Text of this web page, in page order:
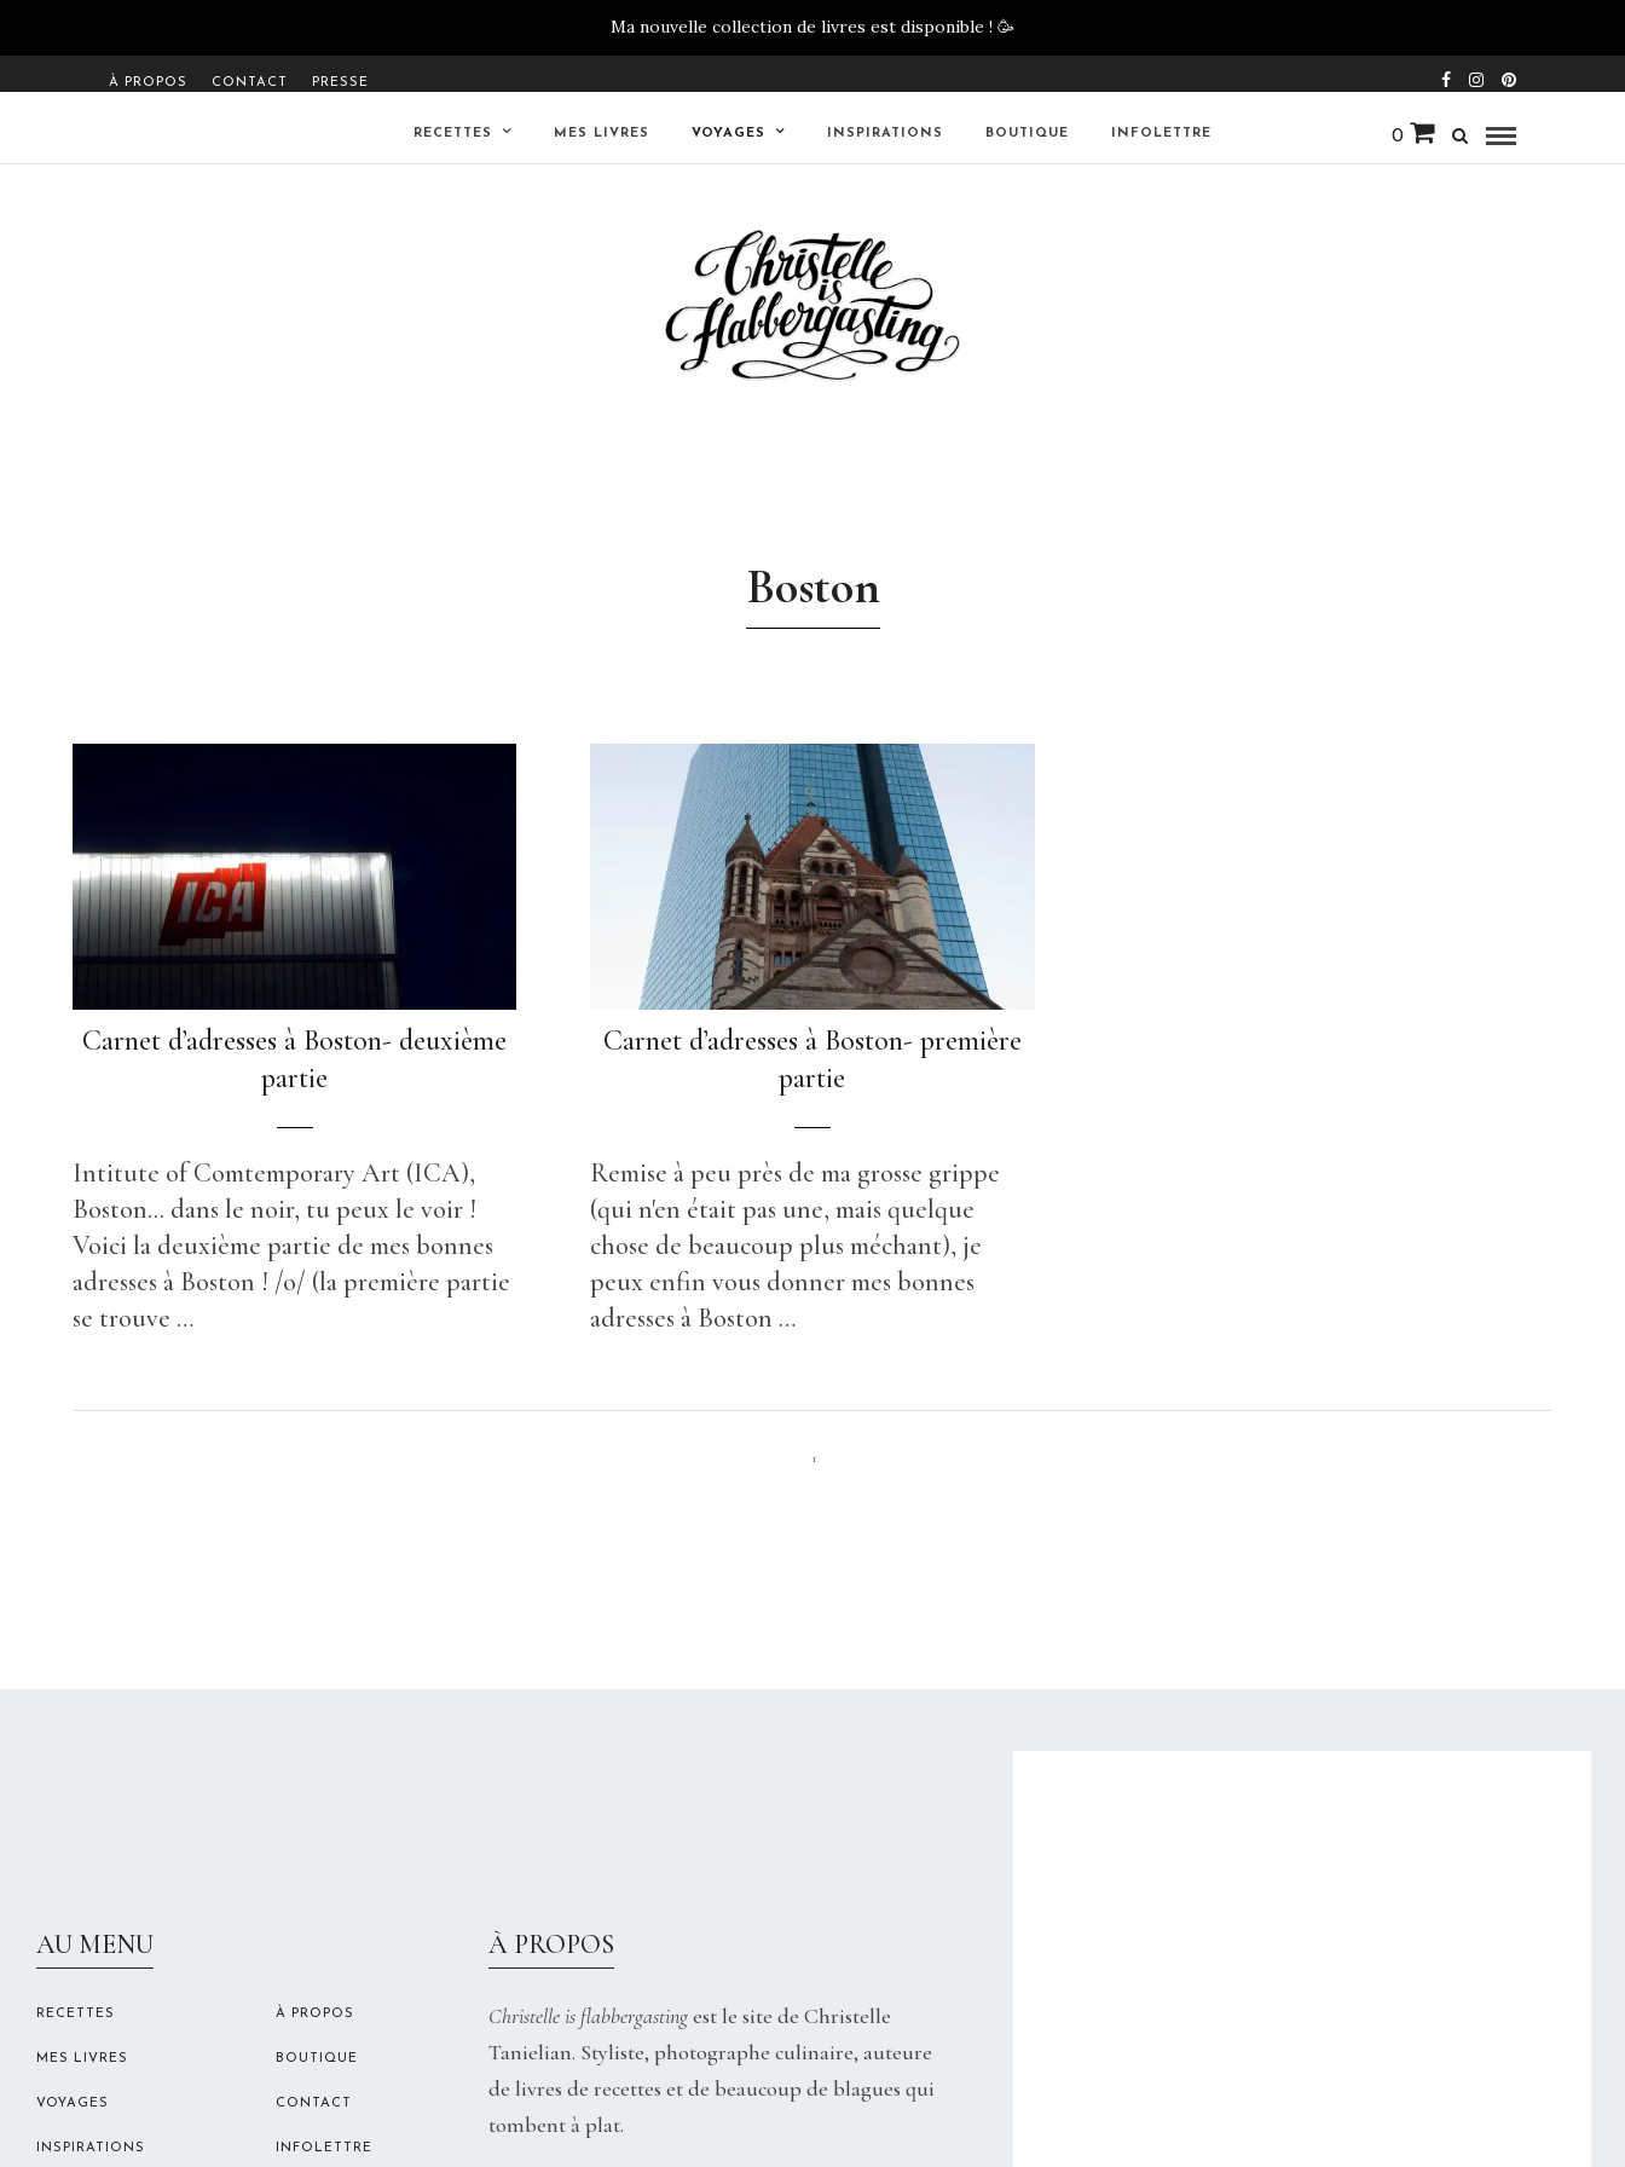
Ma nouvelle collection de livres est disponible ! 🥳
À PROPOS CONTACT PRESSE
RECETTES MES LIVRES VOYAGES INSPIRATIONS BOUTIQUE INFOLETTRE 0
Boston
Carnet d’adresses à Boston- deuxième
partie
Intitute of Comtemporary Art (ICA),
Boston... dans le noir, tu peux le voir !
Voici la deuxième partie de mes bonnes
adresses à Boston ! /o/ (la première partie
se trouve …
Carnet d’adresses à Boston- première
partie
Remise à peu près de ma grosse grippe
(qui n'en était pas une, mais quelque
chose de beaucoup plus méchant), je
peux enfin vous donner mes bonnes
adresses à Boston …
1
AU MENU
RECETTES
MES LIVRES
VOYAGES
INSPIRATIONS
À PROPOS
BOUTIQUE
CONTACT
INFOLETTRE
À PROPOS
Christelle is flabbergastingest le site de Christelle
Tanielian. Styliste, photographe culinaire, auteure
de livres de recettes et de beaucoup de blagues qui
tombent à plat.